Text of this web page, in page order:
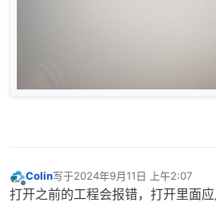
离线
Colin写于2024年9月11日 上午2:07
最后由 编辑
打开之前的工程会报错，打开里面